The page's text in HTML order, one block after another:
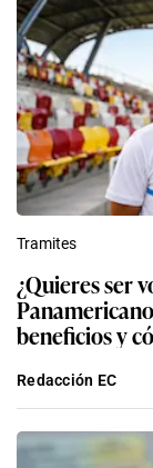
Tramites
¿Quieres ser
beneficios y
Redacción EC